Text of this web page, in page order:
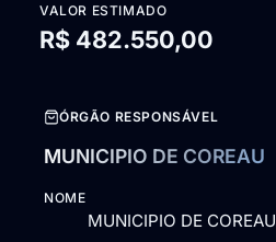
VALOR ESTIMADO
R$ 482.550,00
ÓRGÃO RESPONSÁVEL
MUNICIPIO DE COREAU
NOME
MUNICIPIO DE COREAU